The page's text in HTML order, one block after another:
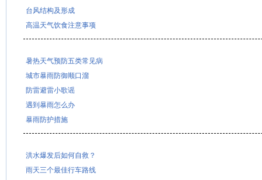
台风结构及形成
高温天气饮食注意事项
暑热天气预防五类常见病
城市暴雨防御顺口溜
防雷避雷小歌谣
遇到暴雨怎么办
暴雨防护措施
洪水爆发后如何自救？
雨天三个最佳行车路线